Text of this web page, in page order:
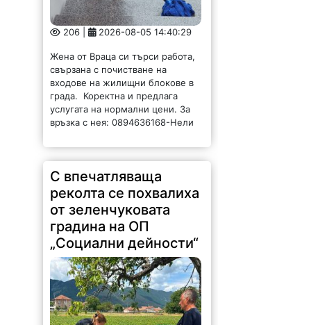
206 | 2026-08-05 14:40:29
Жена от Враца си търси работа,
свързана с почистване на
входове на жилищни блокове в
града. Коректна и предлага
услугата на нормални цени. За
връзка с нея: 0894636168-Нели
С впечатляваща
реколта се похвалиха
от зеленчуковата
градина на ОП
„Социални дейности“